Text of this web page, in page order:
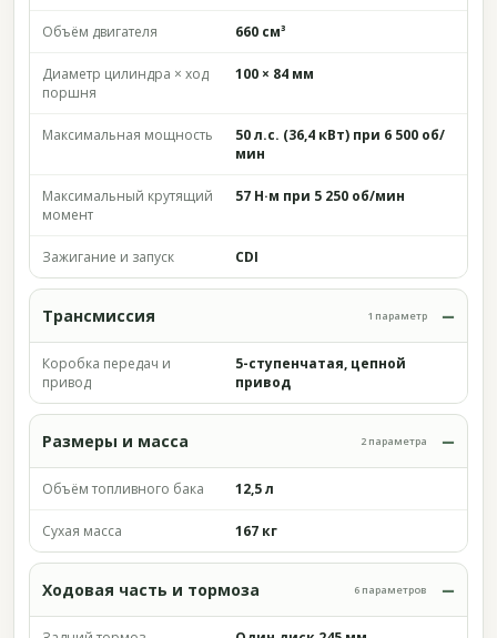
Объём двигателя 660 см³
Диаметр цилиндра × ход
поршня
100 × 84 мм
Максимальная мощность
50 л.с. (36,4 кВт) при 6 500 об/
мин
Максимальный крутящий
момент
57 Н·м при 5 250 об/мин
Зажигание и запуск CDI
Трансмиссия 1 параметр
Коробка передач и
привод
5-ступенчатая, цепной
привод
Размеры и масса 2 параметра
Объём топливного бака 12,5 л
Сухая масса 167 кг
Ходовая часть и тормоза 6 параметров